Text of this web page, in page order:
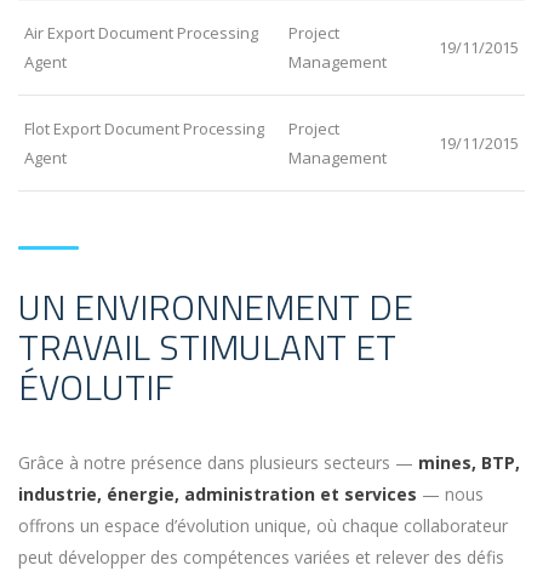
Air Export Document Processing
Agent
Project
Management
19/11/2015
Flot Export Document Processing
Agent
Project
Management
19/11/2015
UN ENVIRONNEMENT DE
TRAVAIL STIMULANT ET
ÉVOLUTIF
Grâce à notre présence dans plusieurs secteurs — mines, BTP,
industrie, énergie, administration et services — nous
offrons un espace d’évolution unique, où chaque collaborateur
peut développer des compétences variées et relever des défis